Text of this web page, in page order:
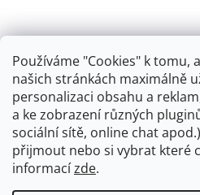
Používáme "Cookies" k tomu,
našich stránkách maximálně
personalizaci obsahu a
a ke zobrazení různých
sociální sítě, online chat
přijmout nebo si vybrat které
informacízde.
Retro